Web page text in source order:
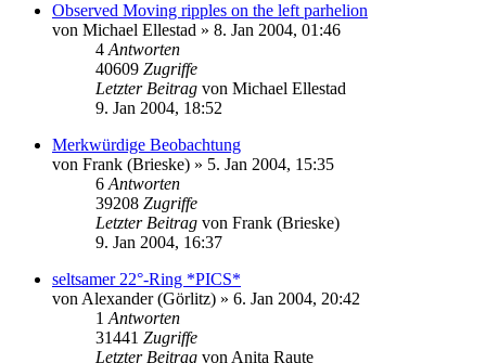
Observed Moving ripples on the left parhelion
von Michael Ellestad » 8. Jan 2004, 01:46
4 Antworten
40609 Zugriffe
Letzter Beitrag von Michael Ellestad
9. Jan 2004, 18:52
Merkwürdige Beobachtung
von Frank (Brieske) » 5. Jan 2004, 15:35
6 Antworten
39208 Zugriffe
Letzter Beitrag von Frank (Brieske)
9. Jan 2004, 16:37
seltsamer 22°-Ring *PICS*
von Alexander (Görlitz) » 6. Jan 2004, 20:42
1 Antworten
31441 Zugriffe
Letzter Beitrag von Anita Raute